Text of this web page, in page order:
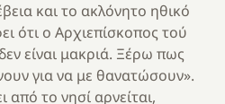
και το ακλόνητο ηθικό
ότι ο Αρχιεπίσκοπος τού
είναι μακριά. Ξέρω πως
για να με θανατώσουν».
το νησί αρνείται,